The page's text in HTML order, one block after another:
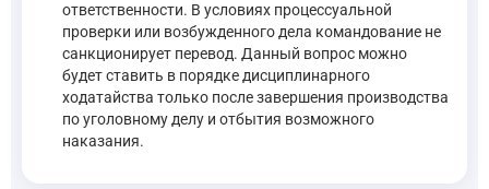
Возможность освобождения от уголовной
Что касается возможности признания действий
Относительно оспаривания контракта. Сын подписал
ответственности. В условиях процессуальной
проверки или возбужденного дела командование не
санкционирует перевод. Данный вопрос можно
будет ставить в порядке дисциплинарного
ходатайства только после завершения производства
по уголовному делу и отбытия возможного
наказания.